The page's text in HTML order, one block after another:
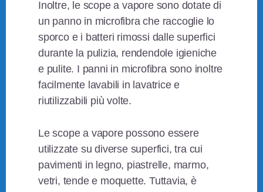
Inoltre, le scope a vapore sono dotate di
un panno in microfibra che raccoglie lo
sporco e i batteri rimossi dalle superfici
durante la pulizia, rendendole igieniche
e pulite. I panni in microfibra sono inoltre
facilmente lavabili in lavatrice e
riutilizzabili più volte.
Le scope a vapore possono essere
utilizzate su diverse superfici, tra cui
pavimenti in legno, piastrelle, marmo,
vetri, tende e moquette. Tuttavia, è